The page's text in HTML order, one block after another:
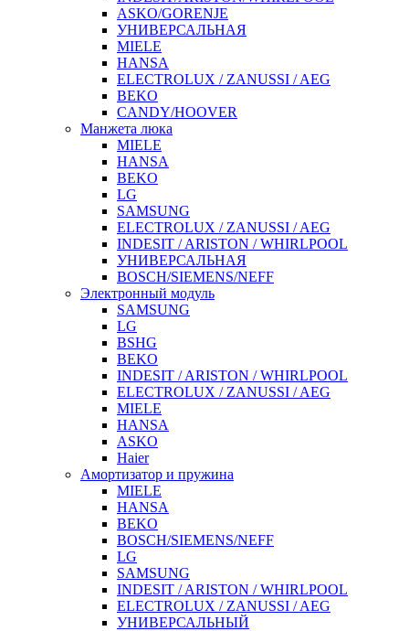
ASKO/GORENJE
УНИВЕРСАЛЬНАЯ
MIELE
HANSA
ELECTROLUX / ZANUSSI / AEG
BEKO
CANDY/HOOVER
Манжета люка
MIELE
HANSA
BEKO
LG
SAMSUNG
ELECTROLUX / ZANUSSI / AEG
INDESIT / ARISTON / WHIRLPOOL
УНИВЕРСАЛЬНАЯ
BOSCH/SIEMENS/NEFF
Электронный модуль
SAMSUNG
LG
BSHG
BEKO
INDESIT / ARISTON / WHIRLPOOL
ELECTROLUX / ZANUSSI / AEG
MIELE
HANSA
ASKO
Haier
Амортизатор и пружина
MIELE
HANSA
BEKO
BOSCH/SIEMENS/NEFF
LG
SAMSUNG
INDESIT / ARISTON / WHIRLPOOL
ELECTROLUX / ZANUSSI / AEG
УНИВЕРСАЛЬНЫЙ